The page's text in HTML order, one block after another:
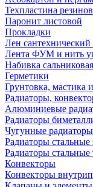
Техпластина
Паронит листовой
Прокладки
Лен сантехнический
Лента ФУМ и нить
Набивка
Герметики
Грунтовка, мастика
Радиаторы,
Алюминиевые
Радиаторы
Чугунные радиаторы
Радиаторы
Радиаторы стальные
Конвекторы
Конвекторы